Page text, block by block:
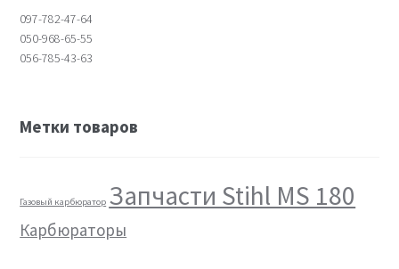
097-782-47-64
050-968-65-55
056-785-43-63
Метки товаров
Газовый карбюратор Запчасти Stihl MS 180
Карбюраторы